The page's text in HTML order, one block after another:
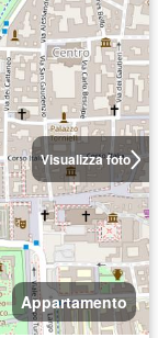
Visualizza foto
Appartamento